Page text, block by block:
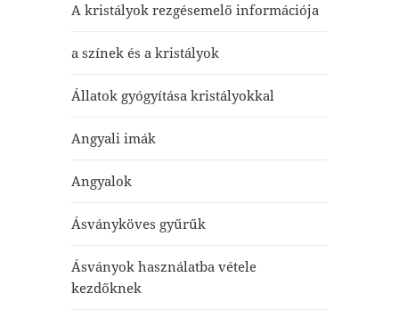
A kristályok rezgésemelő információja
a színek és a kristályok
Állatok gyógyítása kristályokkal
Angyali imák
Angyalok
Ásványköves gyűrűk
Ásványok használatba vétele
kezdőknek